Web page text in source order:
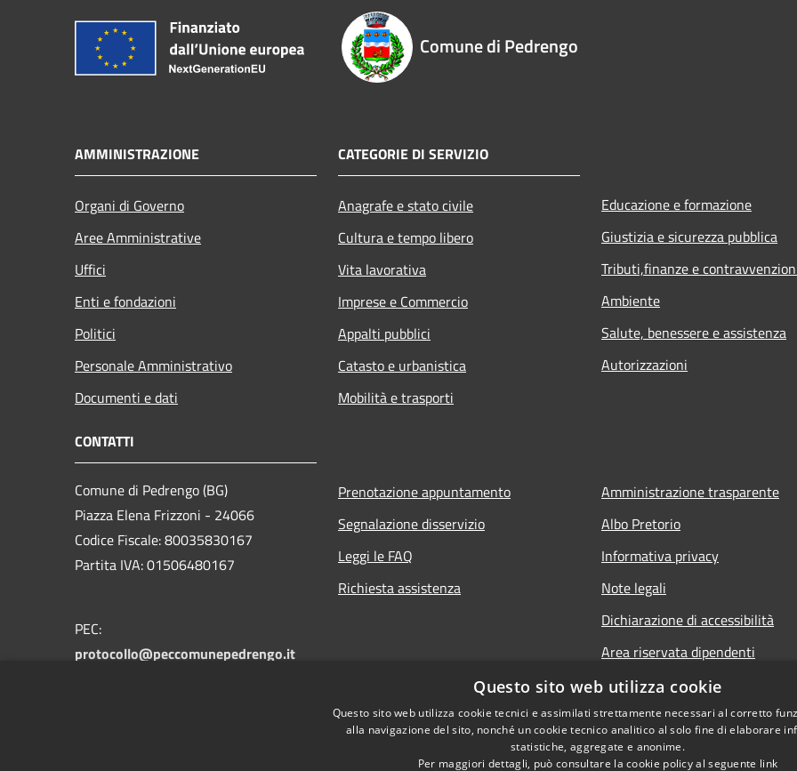
Comune di Pedrengo
AMMINISTRAZIONE
Organi di Governo
Aree Amministrative
Uffici
Enti e fondazioni
Politici
Personale Amministrativo
Documenti e dati
CATEGORIE DI SERVIZIO
Anagrafe e stato civile
Cultura e tempo libero
Vita lavorativa
Imprese e Commercio
Appalti pubblici
Catasto e urbanistica
Mobilità e trasporti
Educazione e formazione
Giustizia e sicurezza pubblica
Tributi,finanze e
Ambiente
Salute, benessere e assistenza
Autorizzazioni
CONTATTI
Comune di Pedrengo (BG)
Piazza Elena Frizzoni - 24066
Codice Fiscale: 80035830167
Partita IVA: 01506480167
PEC:
protocollo@peccomunepedrengo.it
Prenotazione appuntamento
Segnalazione disservizio
Leggi le FAQ
Richiesta assistenza
Amministrazione trasparente
Albo Pretorio
Informativa privacy
Note legali
Dichiarazione di accessibilità
Area riservata dipendenti
Questo sito web utilizza cookie
Questo sito web utilizza cookie tecnici e assimilati strettamente necessari al corretto
alla navigazione del sito, nonché un cookie tecnico analitico al solo fine di elaborare
statistiche, aggregate e anonime.
Per maggiori dettagli, può consultare la cookie policy al seguente link